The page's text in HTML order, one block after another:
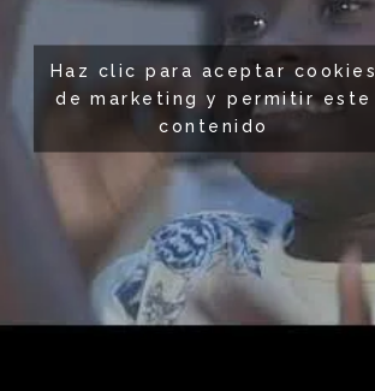
Haz clic para aceptar cookies
de marketing y permitir este
contenido